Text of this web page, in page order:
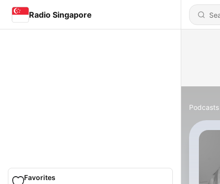
Radio Singapore
Favorites
Podcasts